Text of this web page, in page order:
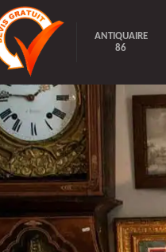
ANTIQUAIRE
86